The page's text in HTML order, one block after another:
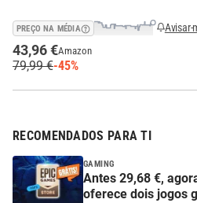
PREÇO NA MÉDIA Avisar-
43,96 €Amazon
79,99 €-45%
RECOMENDADOS PARA TI
GAMING
Antes 29,68 €,
oferece dois jogos